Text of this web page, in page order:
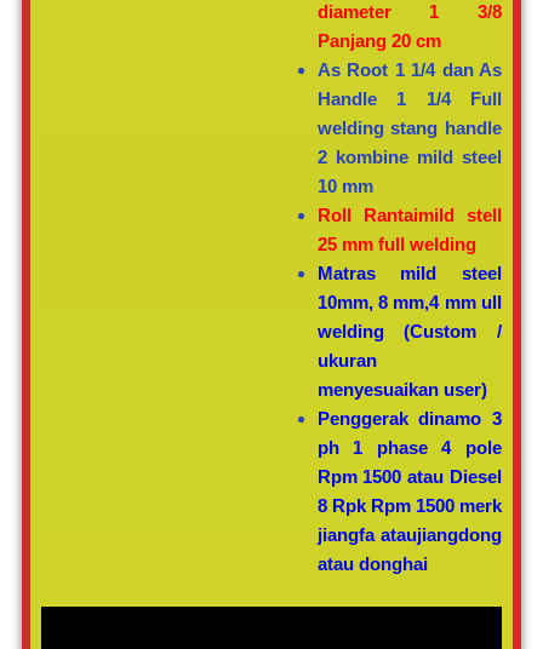
diameter 1 3/8
Panjang 20 cm
As Root 1 1/4 dan As
Handle 1 1/4 Full
welding stang handle
2 kombine mild steel
10 mm
Roll Rantaimild stell
25 mm full welding
Matras mild steel
10mm, 8 mm,4 mm ull
welding (Custom /
ukuran
menyesuaikan user)
Penggerak dinamo 3
ph 1 phase 4 pole
Rpm 1500 atau Diesel
8 Rpk Rpm 1500 merk
jiangfa ataujiangdong
atau donghai